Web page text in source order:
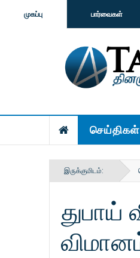
முகப்பு பார்வைகள்
செய்திகள்
இருக்குமிடம்: